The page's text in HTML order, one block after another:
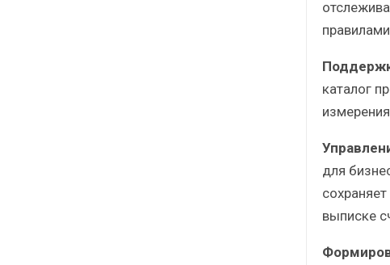
каталог
для
выписке